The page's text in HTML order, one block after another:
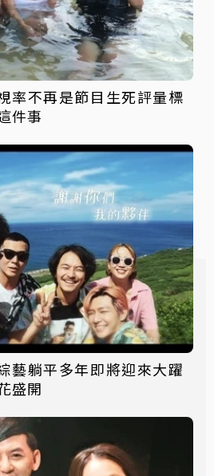
率不再是節目生死評量標
件事
藝躺平多年即將迎來大躍
盛開